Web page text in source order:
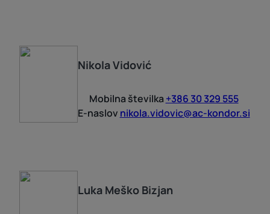
NikolaVidović
Mobilna številka +386 30 329 555
E-naslov nikola.vidovic@ac-kondor.si
Luka Meško Bizjan